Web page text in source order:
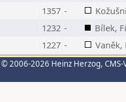
1357 -
1232 -
Bílek,
1227 - Vaněk,
© 2006-2026 Heinz Herzog,